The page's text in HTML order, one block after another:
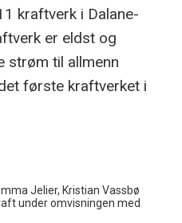
kraftverk i Dalane-
er eldst og
strøm til allmenn
første kraftverket i
Jelier, Kristian Vassbø
under omvisningen med